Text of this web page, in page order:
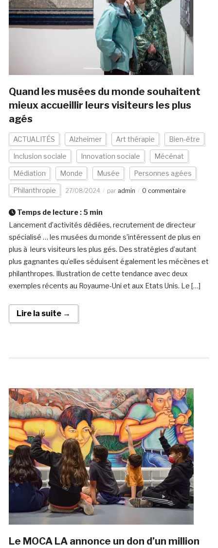
Quand les musées du monde souhaitent
mieux accueillir leurs visiteurs les plus
agés
ACTUALITÉS Alzheimer Art thérapie Bien-être
Inclusion sociale Innovation sociale Mécénat
Médiation Monde Musée Personnes agées
Philanthropie 27/08/2024 par admin 0 commentaire
Temps de lecture : 5 min
Lancement d’activités dédiées, recrutement de directeur
spécialisé … les musées du monde s’intéressent de plus en
plus à leurs visiteurs les plus gés. Des stratégies d’autant
plus gagnantes qu’elles séduisent également les mécènes et
philanthropes. Illustration de cette tendance avec deux
exemples récents au Royaume-Uni et aux Etats Unis. Le […]
Lire la suite →
Le MOCA LA annonce un don d’un million